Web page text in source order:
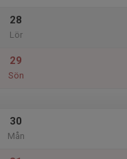
28
Lör
29
Sön
30
Mån